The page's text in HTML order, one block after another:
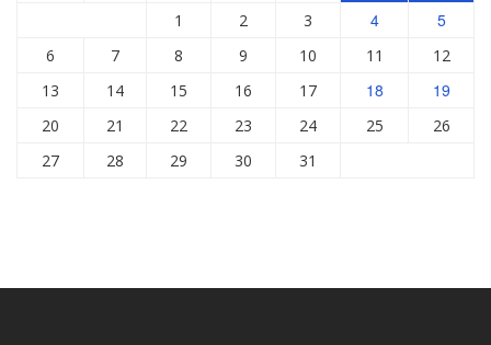
1 2 3 4 5
6 7 8 9 10 11
12
13
14 15 16 17 18 19
20 21 22 23 24 25
26
27
28 29 30 31